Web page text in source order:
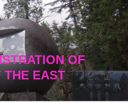
OF
THE EAST